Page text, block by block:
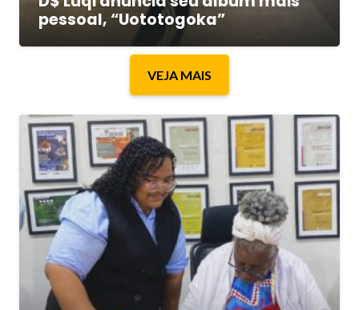
pessoal, “Uototogoka”
VEJA MAIS